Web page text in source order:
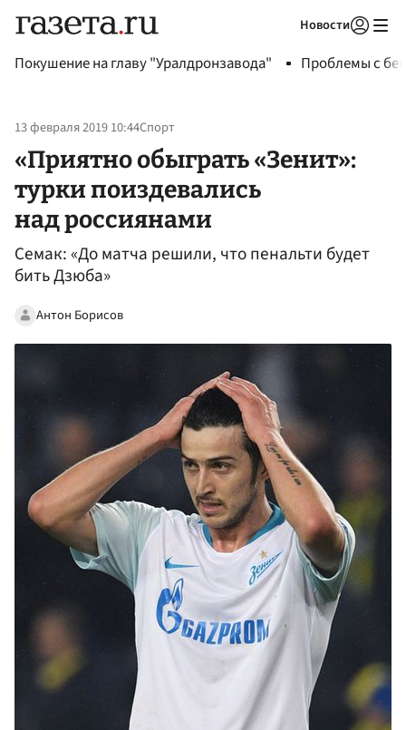
Новости
Покушение на главу "Уралдронзавода" Проблемы с
13 февраля 2019 10:44Спорт
«Приятно обыграть «Зенит»:
турки поиздевались
над россиянами
Семак: «До матча решили, что пенальти будет
бить Дзюба»
Антон Борисов